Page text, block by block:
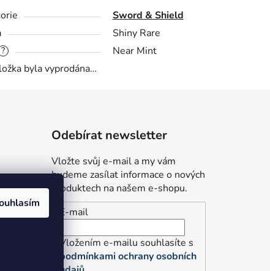
Sword & Shield
Shiny Rare
?
Near Mint
byla vyprodána…
Odebírat newsletter
Vložte svůj e-mail a my vám
budeme zasílat informace o nových
produktech na našem e-shopu.
E-mail
Vložením e-mailu souhlasíte s
podmínkami ochrany osobních